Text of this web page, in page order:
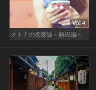
Vol.4
オトナの恋愛論～解説編～